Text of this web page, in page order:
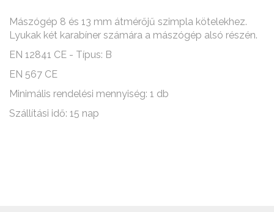
Mászógép 8 és 13 mm átmérőjű szimpla kötelekhez.
Lyukak két karabíner számára a mászógép alsó részén.
EN 12841 CE - Típus: B
EN 567 CE
Minimális rendelési mennyiség: 1 db
Szállítási idő: 15 nap